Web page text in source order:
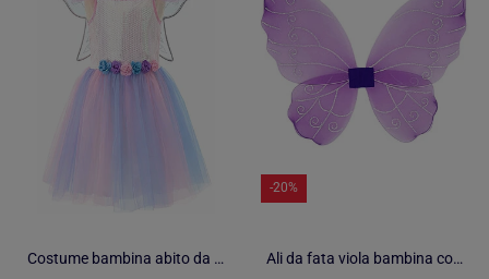
Costume bambina abito da fata con ali apolline | Labay
-20%
Ali da fata viola bambina costume principessa | Labay